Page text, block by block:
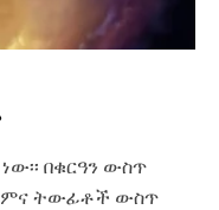
በቁርዓን ውስጥ
ትውፊቶች ውስጥ